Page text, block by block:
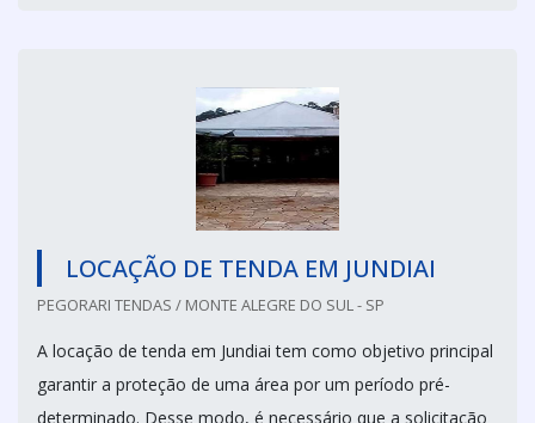
LOCAÇÃO DE TENDA EM JUNDIAI
PEGORARI TENDAS / MONTE ALEGRE DO SUL - SP
A locação de tenda em Jundiai tem como objetivo principal
garantir a proteção de uma área por um período pré-
determinado. Desse modo, é necessário que a solicitação